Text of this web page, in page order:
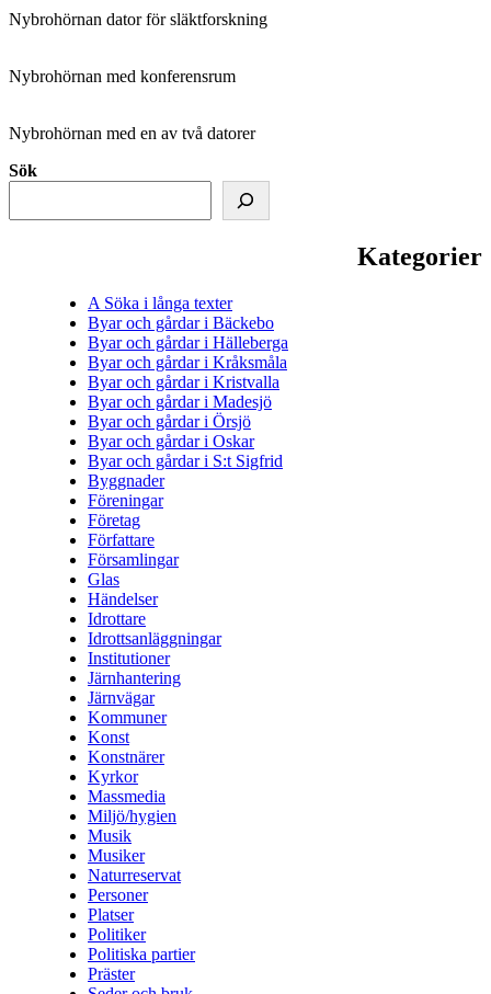
Nybrohörnan dator för släktforskning
Nybrohörnan med konferensrum
Nybrohörnan med en av två datorer
Sök
Kategorier
A Söka i långa texter
Byar och gårdar i Bäckebo
Byar och gårdar i Hälleberga
Byar och gårdar i Kråksmåla
Byar och gårdar i Kristvalla
Byar och gårdar i Madesjö
Byar och gårdar i Örsjö
Byar och gårdar i Oskar
Byar och gårdar i S:t Sigfrid
Byggnader
Föreningar
Företag
Författare
Församlingar
Glas
Händelser
Idrottare
Idrottsanläggningar
Institutioner
Järnhantering
Järnvägar
Kommuner
Konst
Konstnärer
Kyrkor
Massmedia
Miljö/hygien
Musik
Musiker
Naturreservat
Personer
Platser
Politiker
Politiska partier
Präster